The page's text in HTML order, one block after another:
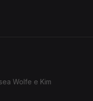
Wolfe e Kim